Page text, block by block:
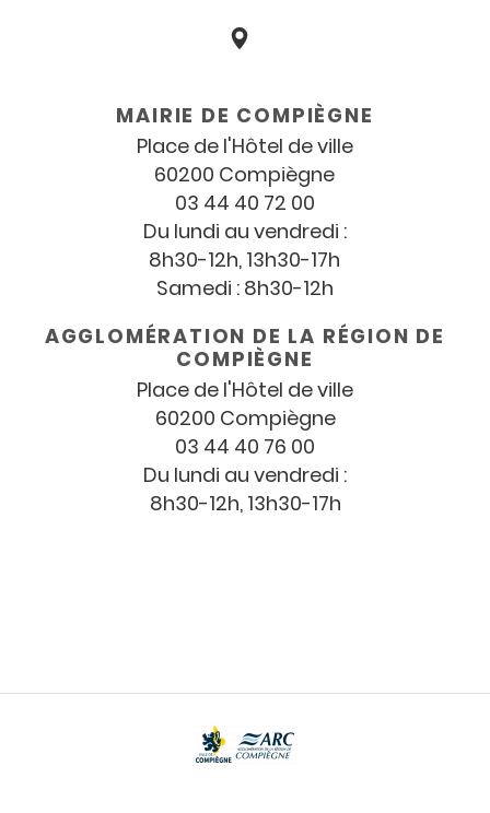
Coordonnées
horaires
MAIRIE DE COMPIÈGNE
Place de l'Hôtel de ville
60200 Compiègne
03 44 40 72 00
Du lundi au vendredi :
8h30-12h, 13h30-17h
Samedi : 8h30-12h
AGGLOMÉRATION DE LA RÉGION DE
COMPIÈGNE
Place de l'Hôtel de ville
60200 Compiègne
03 44 40 76 00
Du lundi au vendredi :
8h30-12h, 13h30-17h